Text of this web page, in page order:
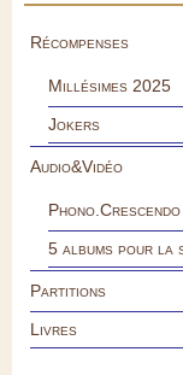
Récompenses
Millésimes 2025
Jokers
Audio&Vidéo
Phono.Crescendo
5 albums pour la
Partitions
Livres